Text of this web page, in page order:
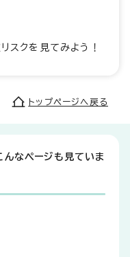
スクを見てみよう！
トップページへ戻る
なページも見ていま